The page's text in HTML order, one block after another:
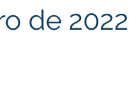
de 2022